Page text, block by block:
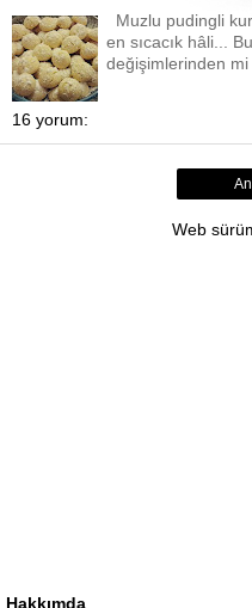
Muzlu pudingli
en sıcacık hâli...
değişimlerinden mi
16 yorum:
Web
Hakkımda